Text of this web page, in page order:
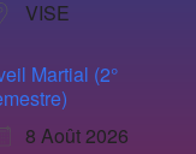
VISE
Martial (2°
8 Août 2026